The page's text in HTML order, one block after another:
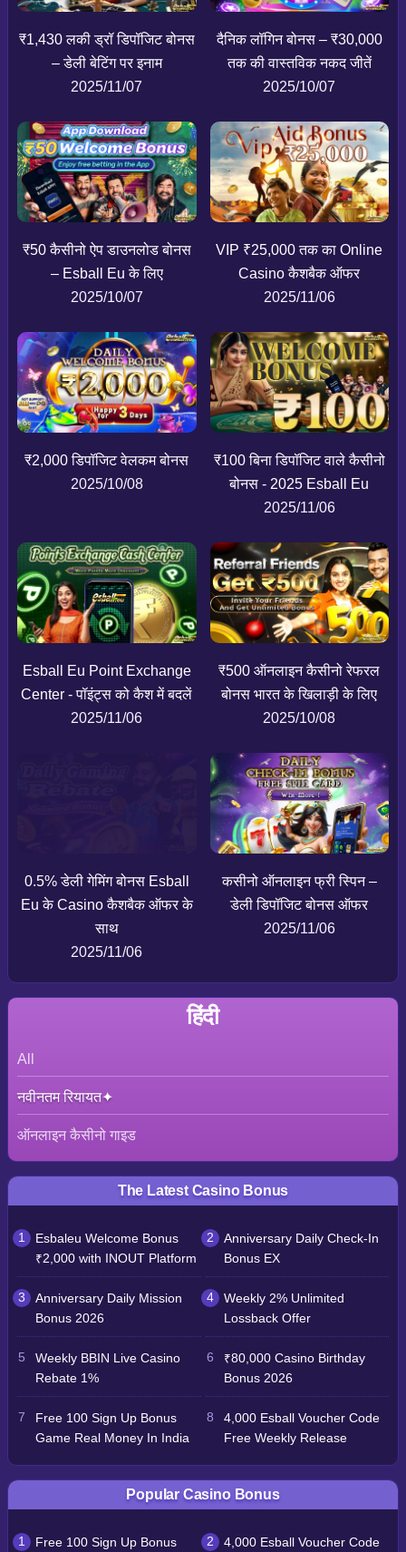
₹1,430 लकी ड्रॉ डिपॉजिट बोनस
– डेली बेटिंग पर इनाम
2025/11/07
दैनिक लॉगिन बोनस – ₹30,000
तक की वास्तविक नकद जीतें
2025/10/07
₹50 कैसीनो ऐप डाउनलोड बोनस
– Esball Eu के लिए
2025/10/07
VIP ₹25,000 तक का Online
Casino कैशबैक ऑफर
2025/11/06
₹2,000 डिपॉजिट वेलकम बोनस
2025/10/08
₹100 बिना डिपॉजिट वाले कैसीनो
बोनस - 2025 Esball Eu
2025/11/06
Esball Eu Point Exchange
Center - पॉइंट्स को कैश में बदलें
2025/11/06
₹500 ऑनलाइन कैसीनो रेफरल
बोनस भारत के खिलाड़ी के लिए
2025/10/08
0.5% डेली गेमिंग बोनस Esball
Eu के Casino कैशबैक ऑफर के
साथ
2025/11/06
कसीनो ऑनलाइन फ्री स्पिन –
डेली डिपॉजिट बोनस ऑफर
2025/11/06
हिंदी
All
नवीनतम रियायत
ऑनलाइन कैसीनो गाइड
The Latest Casino Bonus
Esbaleu Welcome Bonus
₹2,000 with INOUT Platform
Anniversary Daily Check-In
Bonus EX
Anniversary Daily Mission
Bonus 2026
Weekly 2% Unlimited
Lossback Offer
Weekly BBIN Live Casino
Rebate 1%
₹80,000 Casino Birthday
Bonus 2026
Free 100 Sign Up Bonus
Game Real Money In India
4,000 Esball Voucher Code
Free Weekly Release
Popular Casino Bonus
Free 100 Sign Up Bonus
4,000 Esball Voucher Code